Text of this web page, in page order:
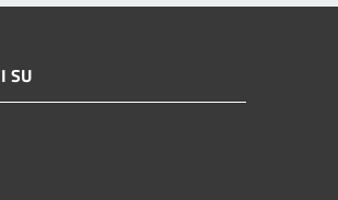
SU